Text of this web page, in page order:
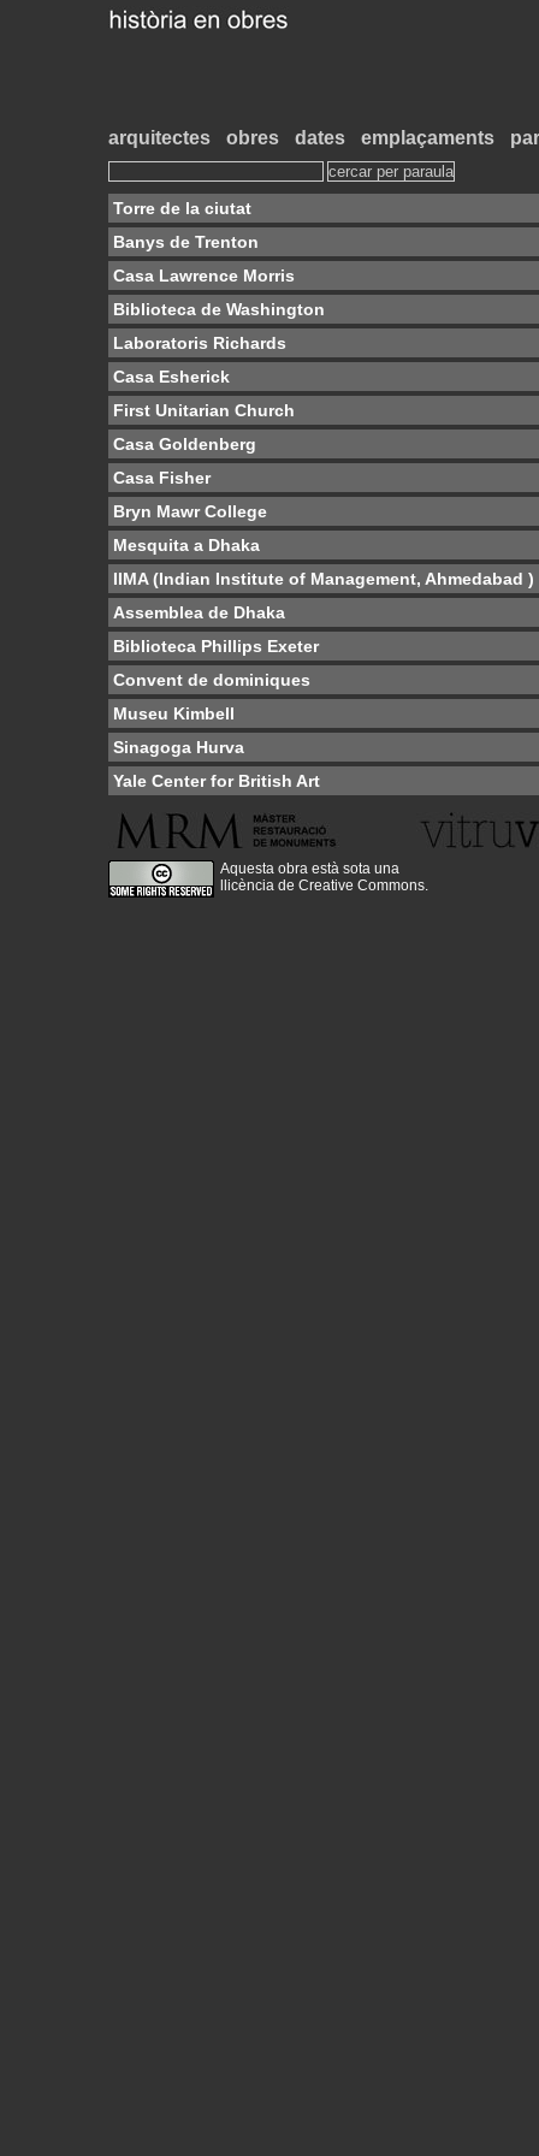
arquitectes obres dates emplaçaments
Torre de la ciutat
Banys de Trenton
Casa Lawrence Morris
Biblioteca de Washington
Laboratoris Richards
Casa Esherick
First Unitarian Church
Casa Goldenberg
Casa Fisher
Bryn Mawr College
Mesquita a Dhaka
IIMA (Indian Institute of Management, Ahmedabad )
Assemblea de Dhaka
Biblioteca Phillips Exeter
Convent de dominiques
Museu Kimbell
Sinagoga Hurva
Yale Center for British Art
Aquesta obra està sota una
llicència de Creative Commons.